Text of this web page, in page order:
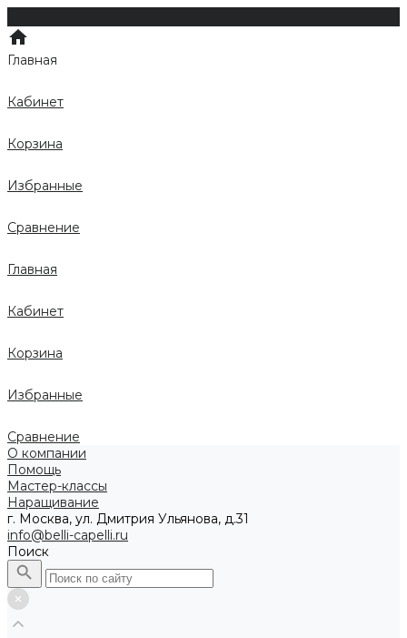
Главная
Кабинет
Корзина
Избранные
Сравнение
Главная
Кабинет
Корзина
Избранные
Сравнение
О компании
Помощь
Мастер-классы
Наращивание
г. Москва, ул. Дмитрия Ульянова, д.31
info@belli-capelli.ru
Поиск